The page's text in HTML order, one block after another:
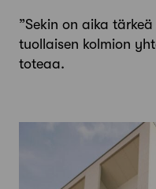
”Sekin on aika
tuollaisen kolmion
toteaa.